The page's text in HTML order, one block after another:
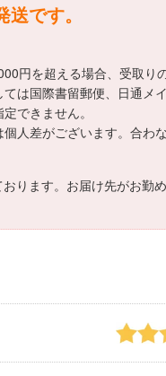
です。
円を超える場合、受取り
は国際書留郵便、日通メ
できません。
人差がございます。合
ります。お届け先がお